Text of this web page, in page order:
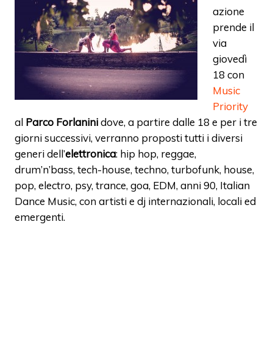
azione
prende il
via
giovedì
18 con
Music
Priority
al Parco Forlaninidove, a partire dalle 18 e per i tre
giorni successivi, verranno proposti tutti i diversi
generi dell’elettronica: hip hop, reggae,
drum’n’bass, tech-house, techno, turbofunk, house,
pop, electro, psy, trance, goa, EDM, anni 90, Italian
Dance Music, con artisti e dj internazionali, locali ed
emergenti.